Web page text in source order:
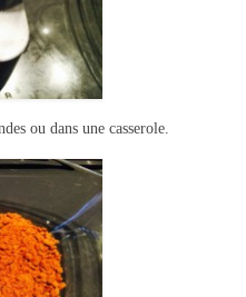
ou dans une casserole.